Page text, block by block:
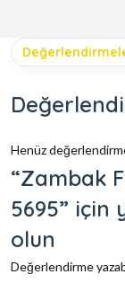
Henüz
“Zambak
5695” için
olun
Değerlendirme